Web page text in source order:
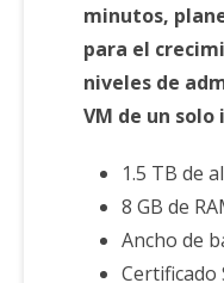
minutos,
para el
niveles de
VM de un
1.5 TB de
8 GB de
Ancho de
Certificado